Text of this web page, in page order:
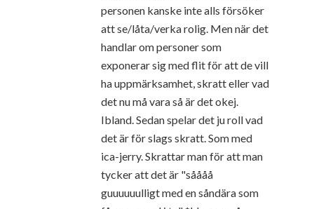
personen kanske inte alls försöker
att se/låta/verka rolig. Men när det
handlar om personer som
exponerar sig med flit för att de vill
ha uppmärksamhet, skratt eller vad
det nu må vara så är det okej.
Ibland. Sedan spelar det ju roll vad
det är för slags skratt. Som med
ica-jerry. Skrattar man för att man
tycker att det är "såååå
guuuuuulligt med en såndära som